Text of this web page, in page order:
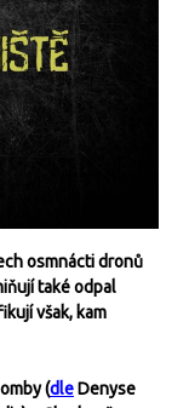
osmnácti dronů
také odpal
však, kam
(dleDenyse